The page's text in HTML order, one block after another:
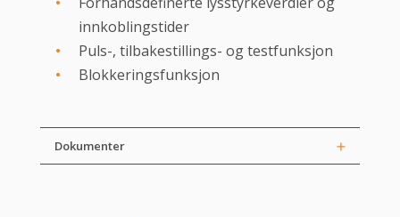
innkoblingstider
Puls-, tilbakestillings- og testfunksjon
Blokkeringsfunksjon
Dokumenter